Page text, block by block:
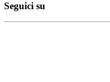
Seguici su